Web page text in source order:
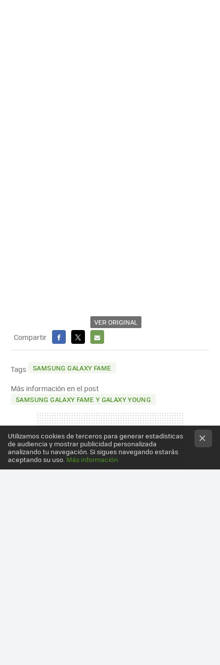
VER ORIGINAL
Compartir
FACEBOOK
X
E-
MAIL
Tags SAMSUNG GALAXY FAME
Más información en el post
SAMSUNG GALAXY FAME Y GALAXY YOUNG
Utilizamos cookies de terceros para generar estadísticas
de audiencia y mostrar publicidad personalizada
analizando tu navegación. Si sigues navegando estarás
aceptando su uso. Más información